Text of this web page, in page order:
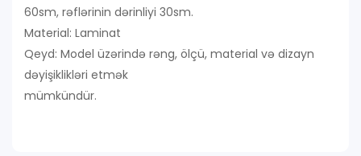
60sm, rəflərinin dərinliyi 30sm.
Material: Laminat
Qeyd: Model üzərində rəng, ölçü, material və dizayn
dəyişiklikləri etmək
mümkündür.